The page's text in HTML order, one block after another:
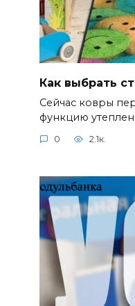
Как выбрать
Сейчас ковры
функцию
0 2.1к.